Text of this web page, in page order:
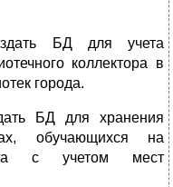
БД для учета
коллектора в
города.
БД для хранения
обучающихся на
с учетом мест